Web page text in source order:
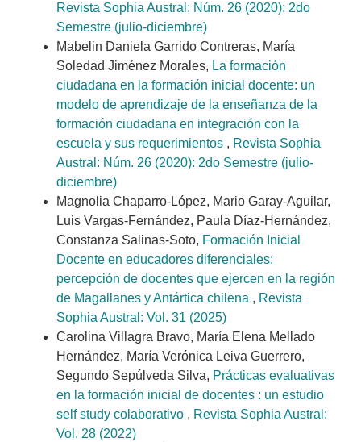
Revista Sophia Austral: Núm. 26 (2020): 2do
Semestre (julio-diciembre)
Mabelin Daniela Garrido Contreras, María
Soledad Jiménez Morales, La formación
ciudadana en la formación inicial docente: un
modelo de aprendizaje de la enseñanza de la
formación ciudadana en integración con la
escuela y sus requerimientos , Revista Sophia
Austral: Núm. 26 (2020): 2do Semestre (julio-
diciembre)
Magnolia Chaparro-López, Mario Garay-Aguilar,
Luis Vargas-Fernández, Paula Díaz-Hernández,
Constanza Salinas-Soto, Formación Inicial
Docente en educadores diferenciales:
percepción de docentes que ejercen en la región
de Magallanes y Antártica chilena , Revista
Sophia Austral: Vol. 31 (2025)
Carolina Villagra Bravo, María Elena Mellado
Hernández, María Verónica Leiva Guerrero,
Segundo Sepúlveda Silva, Prácticas evaluativas
en la formación inicial de docentes : un estudio
self study colaborativo , Revista Sophia Austral:
Vol. 28 (2022)